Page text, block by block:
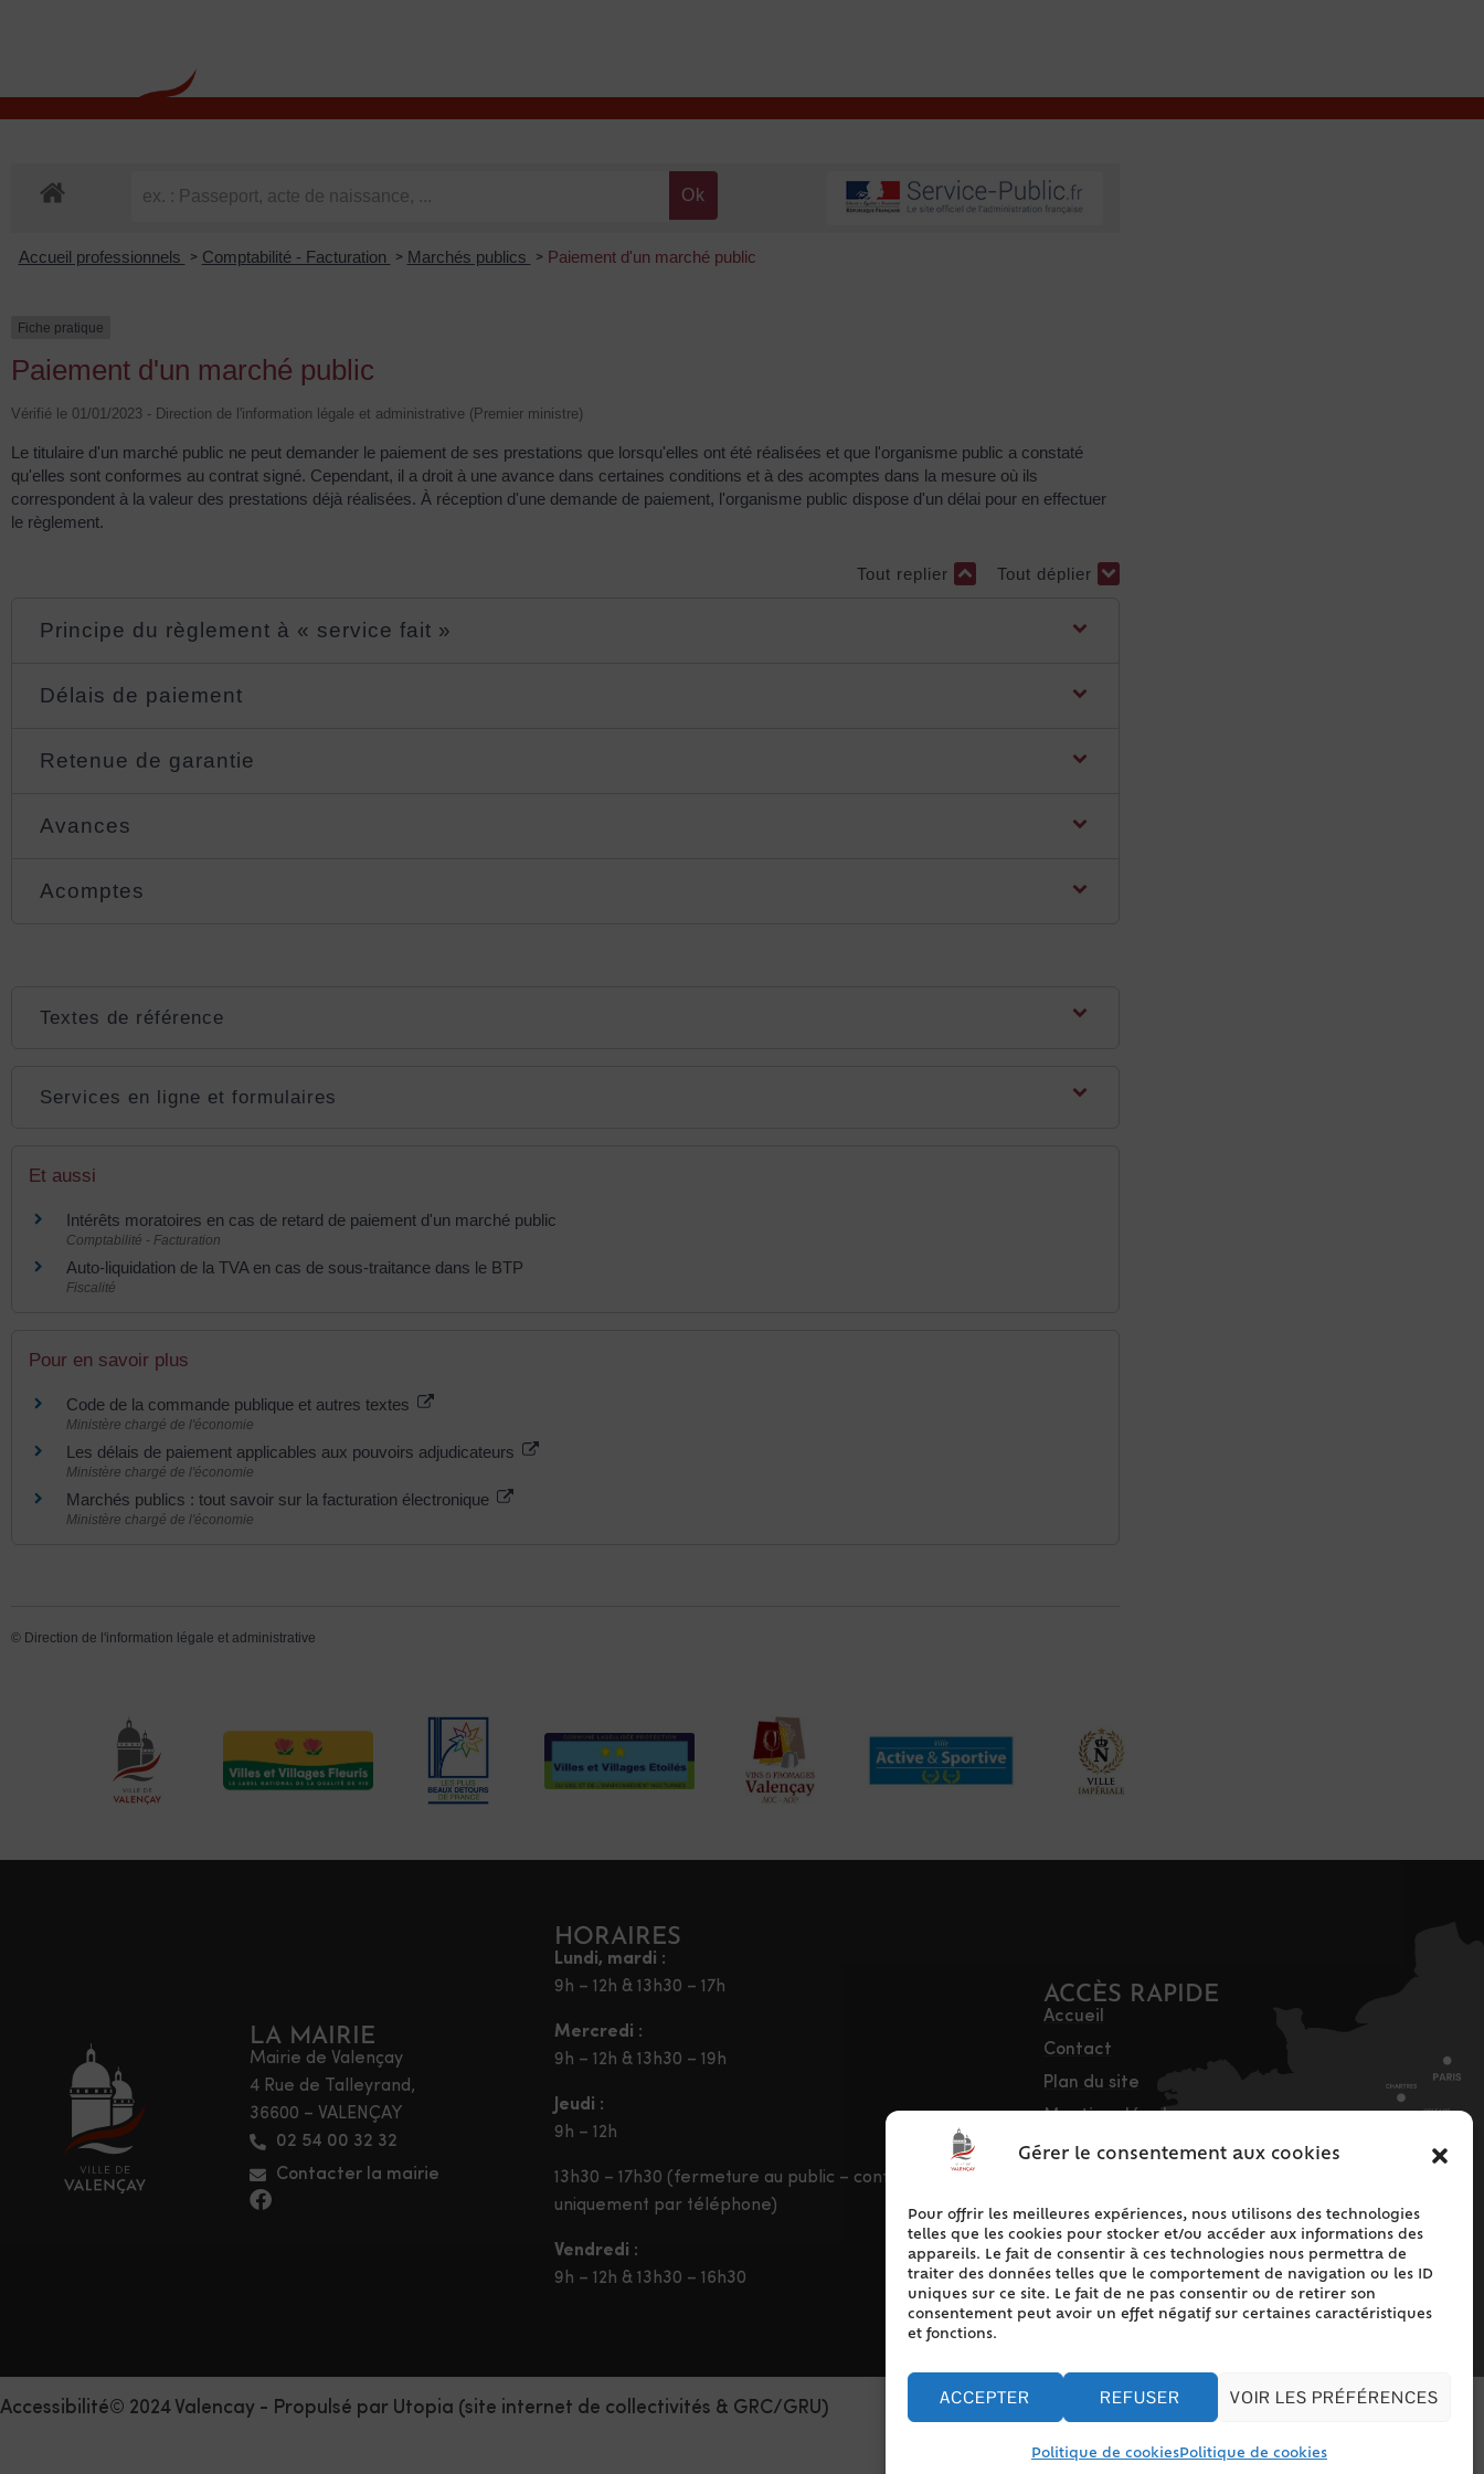
Gérer le consentement aux cookies
Pour offrir les meilleures expériences, nous utilisons des technologies
telles que les cookies pour stocker et/ou accéder aux informations des
appareils. Le fait de consentir à ces technologies nous permettra de
traiter des données telles que le comportement de navigation ou les ID
uniques sur ce site. Le fait de ne pas consentir ou de retirer son
consentement peut avoir un effet négatif sur certaines caractéristiques
et fonctions.
ACCEPTER REFUSER VOIR LES PRÉFÉRENCES
Politique de cookiesPolitique de cookies
Accueil professionnels > Comptabilité - Facturation > Marchés publics > Paiement d'un marché public
Fiche pratique
Paiement d'un marché public
Vérifié le 01/01/2023 - Direction de l'information légale et administrative (Premier ministre)
Le titulaire d'un marché public ne peut demander le paiement de ses prestations que lorsqu'elles ont été réalisées et que l'organisme public a constaté
qu'elles sont conformes au contrat signé. Cependant, il a droit à une avance dans certaines conditions et à des acomptes dans la mesure où ils
correspondent à la valeur des prestations déjà réalisées. À réception d'une demande de paiement, l'organisme public dispose d'un délai pour en effectuer
le règlement.
Tout replier Tout déplier
Principe du règlement à « service fait »
Délais de paiement
Retenue de garantie
Avances
Acomptes
Textes de référence
Services en ligne et formulaires
Et aussi
Intérêts moratoires en cas de retard de paiement d'un marché public
Comptabilité - Facturation
Auto-liquidation de la TVA en cas de sous-traitance dans le BTP
Fiscalité
Pour en savoir plus
Code de la commande publique et autres textes
Ministère chargé de l'économie
Les délais de paiement applicables aux pouvoirs adjudicateurs
Ministère chargé de l'économie
Marchés publics : tout savoir sur la facturation électronique
Ministère chargé de l'économie
© Direction de l'information légale et administrative
LA MAIRIE
Mairie de Valençay
4 Rue de Talleyrand,
36600 – VALENÇAY
02 54 00 32 32
Contacter la mairie
HORAIRES
Lundi, mardi :
9h – 12h & 13h30 – 17h
Mercredi :
9h – 12h & 13h30 – 19h
Jeudi :
9h – 12h
13h30 – 17h30 (fermeture au public – contact
uniquement par téléphone)
Vendredi :
9h – 12h & 13h30 – 16h30
ACCÈS RAPIDE
Accueil
Contact
Plan du site
Mentions légales
Traitement des
Politique de cookies
(UE)
Accessibilité© 2024 Valencay - Propulsé par Utopia (site internet de collectivités & GRC/GRU)